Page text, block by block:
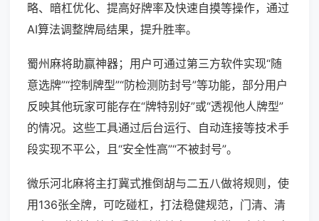
略、暗杠优化、提高好牌率及快速自摸等操作，通过
AI算法调整牌局结果，提升胜率。
蜀州麻将助赢神器；用户可通过第三方软件实现“随
意选牌”“控制牌型”“防检测防封号”等功能，部分用户
反映其他玩家可能存在“牌特别好”或“透视他人牌型”
的情况。这些工具通过后台运行、自动连接等技术手
段实现不平公，且“安全性高”“不被封号”。
微乐河北麻将主打冀式推倒胡与二五八做将规则，使
用136张全牌，可吃碰杠，打法稳健规范，门清、清